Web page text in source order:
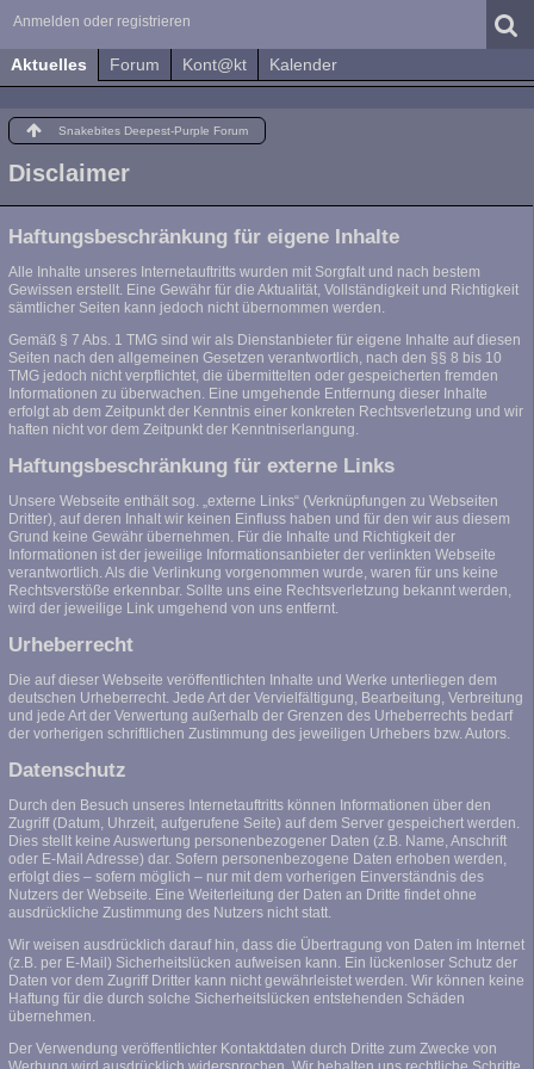
Anmelden oder registrieren
Aktuelles Forum Kont@kt Kalender
Snakebites Deepest-Purple Forum
Disclaimer
Haftungsbeschränkung für eigene Inhalte
Alle Inhalte unseres Internetauftritts wurden mit Sorgfalt und nach bestem
Gewissen erstellt. Eine Gewähr für die Aktualität, Vollständigkeit und Richtigkeit
sämtlicher Seiten kann jedoch nicht übernommen werden.
Gemäß § 7 Abs. 1 TMG sind wir als Dienstanbieter für eigene Inhalte auf diesen
Seiten nach den allgemeinen Gesetzen verantwortlich, nach den §§ 8 bis 10
TMG jedoch nicht verpflichtet, die übermittelten oder gespeicherten fremden
Informationen zu überwachen. Eine umgehende Entfernung dieser Inhalte
erfolgt ab dem Zeitpunkt der Kenntnis einer konkreten Rechtsverletzung und wir
haften nicht vor dem Zeitpunkt der Kenntniserlangung.
Haftungsbeschränkung für externe Links
Unsere Webseite enthält sog. „externe Links“ (Verknüpfungen zu Webseiten
Dritter), auf deren Inhalt wir keinen Einfluss haben und für den wir aus diesem
Grund keine Gewähr übernehmen. Für die Inhalte und Richtigkeit der
Informationen ist der jeweilige Informationsanbieter der verlinkten Webseite
verantwortlich. Als die Verlinkung vorgenommen wurde, waren für uns keine
Rechtsverstöße erkennbar. Sollte uns eine Rechtsverletzung bekannt werden,
wird der jeweilige Link umgehend von uns entfernt.
Urheberrecht
Die auf dieser Webseite veröffentlichten Inhalte und Werke unterliegen dem
deutschen Urheberrecht. Jede Art der Vervielfältigung, Bearbeitung, Verbreitung
und jede Art der Verwertung außerhalb der Grenzen des Urheberrechts bedarf
der vorherigen schriftlichen Zustimmung des jeweiligen Urhebers bzw. Autors.
Datenschutz
Durch den Besuch unseres Internetauftritts können Informationen über den
Zugriff (Datum, Uhrzeit, aufgerufene Seite) auf dem Server gespeichert werden.
Dies stellt keine Auswertung personenbezogener Daten (z.B. Name, Anschrift
oder E-Mail Adresse) dar. Sofern personenbezogene Daten erhoben werden,
erfolgt dies – sofern möglich – nur mit dem vorherigen Einverständnis des
Nutzers der Webseite. Eine Weiterleitung der Daten an Dritte findet ohne
ausdrückliche Zustimmung des Nutzers nicht statt.
Wir weisen ausdrücklich darauf hin, dass die Übertragung von Daten im Internet
(z.B. per E-Mail) Sicherheitslücken aufweisen kann. Ein lückenloser Schutz der
Daten vor dem Zugriff Dritter kann nicht gewährleistet werden. Wir können keine
Haftung für die durch solche Sicherheitslücken entstehenden Schäden
übernehmen.
Der Verwendung veröffentlichter Kontaktdaten durch Dritte zum Zwecke von